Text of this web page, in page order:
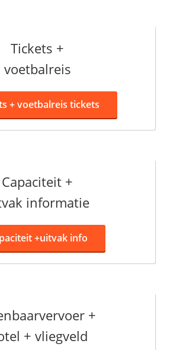
Tickets +
voetbalreis
+voetbalreis tickets
Capaciteit +
informatie
+uitvak info
+
+ vliegveld